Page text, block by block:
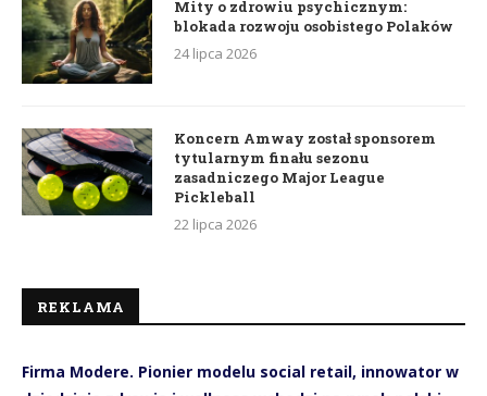
Mity o zdrowiu psychicznym:
blokada rozwoju osobistego Polaków
24 lipca 2026
Koncern Amway został sponsorem
tytularnym finału sezonu
zasadniczego Major League
Pickleball
22 lipca 2026
REKLAMA
Firma Modere. Pionier modelu social retail, innowator w